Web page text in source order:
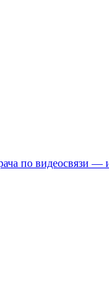
по видеосвязи —